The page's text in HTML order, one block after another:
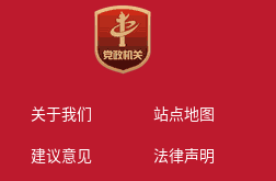
关于我们 站点地图
建议意见 法律声明